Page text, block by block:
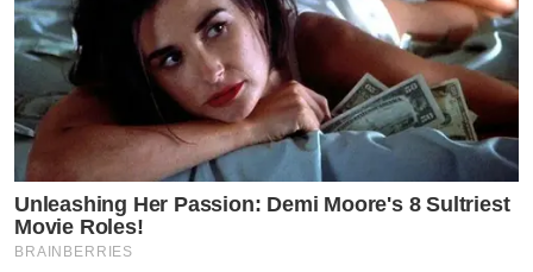
Unleashing Her Passion: Demi Moore's 8 Sultriest
Movie Roles!
BRAINBERRIES